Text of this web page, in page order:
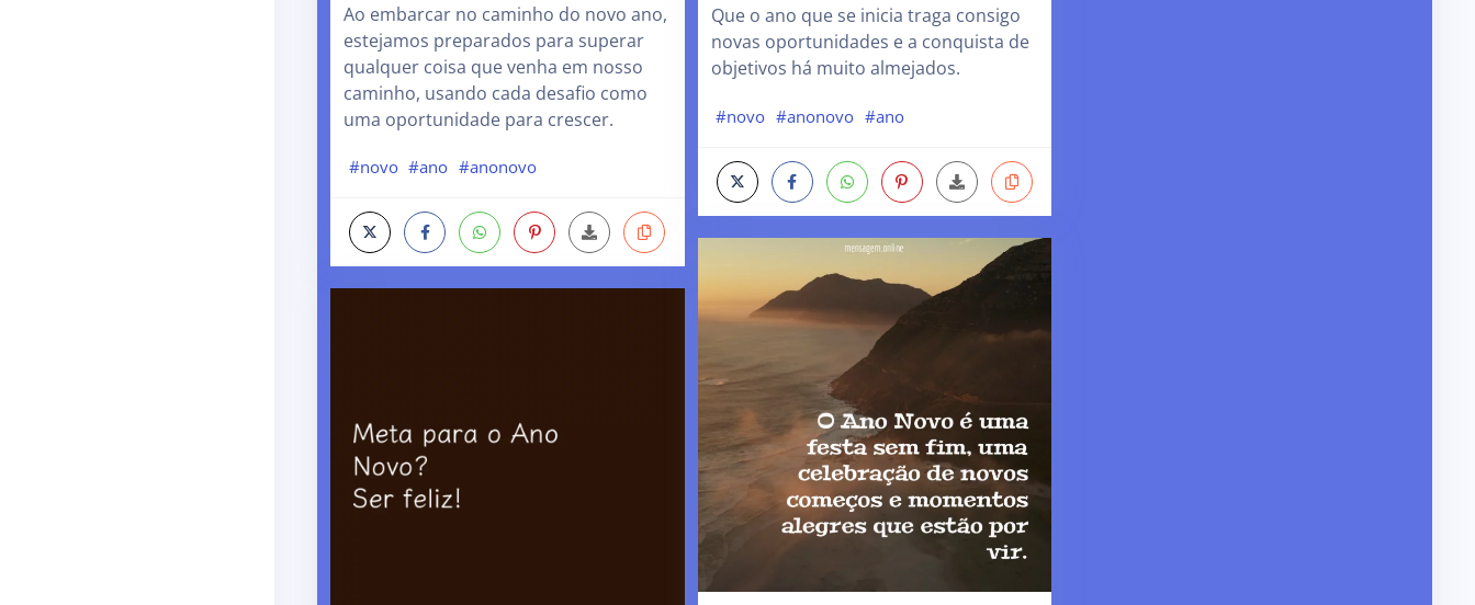
Ao embarcar no caminho do novo ano,
estejamos preparados para superar
qualquer coisa que venha em nosso
caminho, usando cada desafio como
uma oportunidade para crescer.
#novo #ano #anonovo
Que o ano que se inicia traga consigo
novas oportunidades e a conquista de
objetivos há muito almejados.
#novo #anonovo #ano